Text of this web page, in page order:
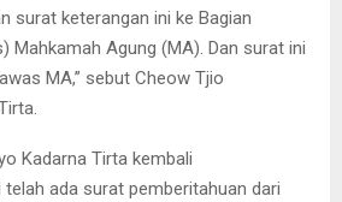
surat keterangan ini ke Bagian
Mahkamah Agung (MA). Dan surat ini
MA,” sebut Cheow Tjio
Kadarna Tirta kembali
ada surat pemberitahuan dari